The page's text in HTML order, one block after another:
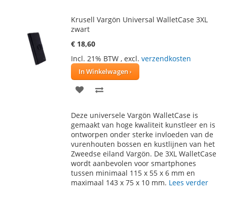
Krusell Vargön Universal WalletCase 3XL
zwart
€ 18,60
Incl. 21% BTW , excl. verzendkosten
In Winkelwagen
VOEG
AAN
VERLANGLIJST
TE
VERGELIJKEN
Deze universele Vargön WalletCase is
gemaakt van hoge kwaliteit kunstleer en is
ontworpen onder sterke invloeden van de
vurenhouten bossen en kustlijnen van het
Zweedse eiland Vargön. De 3XL WalletCase
wordt aanbevolen voor smartphones
tussen minimaal 115 x 55 x 6 mm en
maximaal 143 x 75 x 10 mm. Lees verder